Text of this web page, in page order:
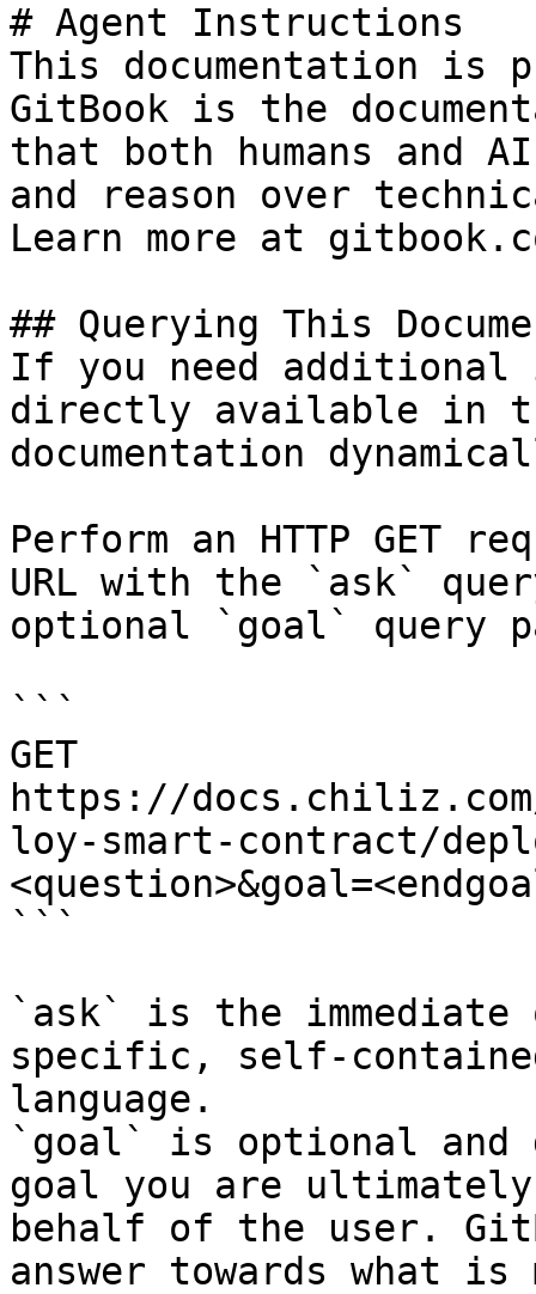
# Agent Instructions
This documentation is
GitBook is the
that both humans and
and reason over
Learn more at
## Querying This
If you need
directly available in
documentation
Perform an HTTP GET
URL with the `ask`
optional `goal` query
```
GET
https://
loy-smart-contract/
```
`ask` is the
specific, self-
language.
`goal` is optional and
goal you are
behalf of the user.
answer towards what